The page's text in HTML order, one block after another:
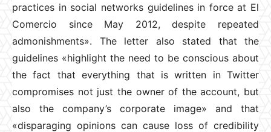
practices in social networks guidelines in force at El
Comercio since May 2012, despite repeated
admonishments». The letter also stated that the
guidelines «highlight the need to be conscious about
the fact that everything that is written in Twitter
compromises not just the owner of the account, but
also the company’s corporate image» and that
«disparaging opinions can cause loss of credibility